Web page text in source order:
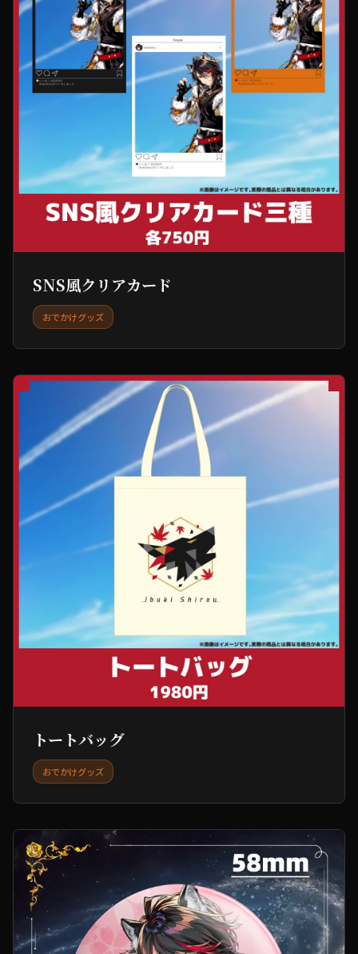
SNS風クリアカード
おでかけグッズ
トートバッグ
おでかけグッズ